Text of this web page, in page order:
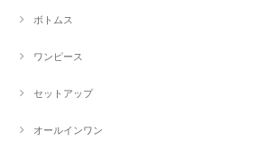
ボトムス
ワンピース
セットアップ
オールインワン